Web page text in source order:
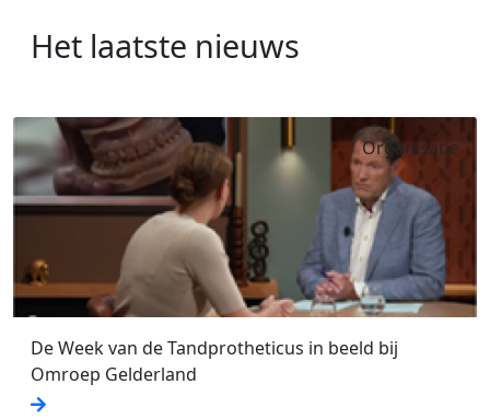
Het laatste nieuws
De Week van de Tandprotheticus in beeld bij
Omroep Gelderland
Organisatie